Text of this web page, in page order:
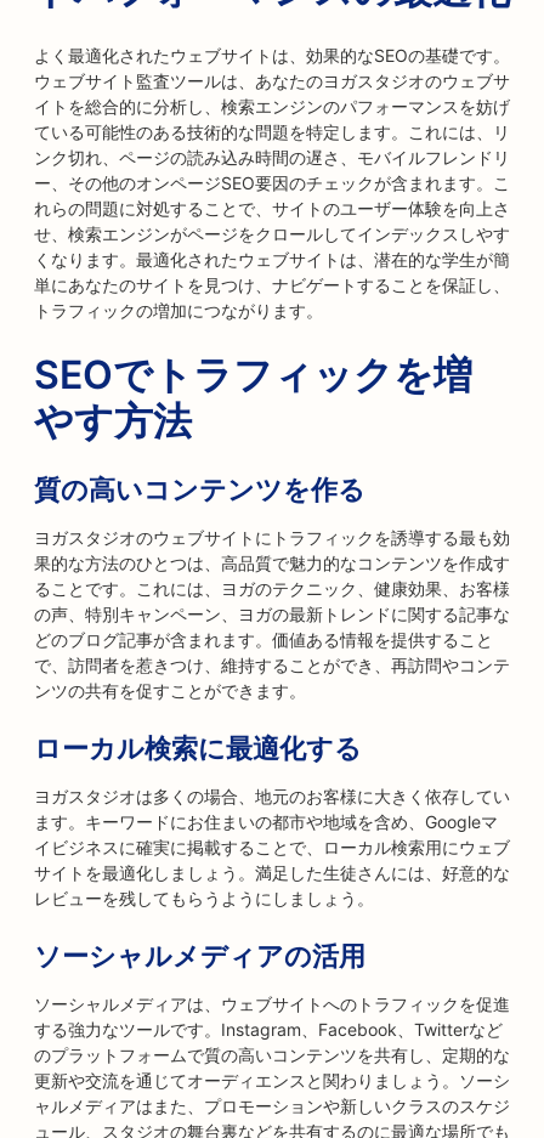
よく最適化されたウェブサイトは、効果的なSEOの基礎です。
ウェブサイト監査ツールは、あなたのヨガスタジオのウェブサ
イトを総合的に分析し、検索エンジンのパフォーマンスを妨げ
ている可能性のある技術的な問題を特定します。これには、リ
ンク切れ、ページの読み込み時間の遅さ、モバイルフレンドリ
ー、その他のオンページSEO要因のチェックが含まれます。こ
れらの問題に対処することで、サイトのユーザー体験を向上さ
せ、検索エンジンがページをクロールしてインデックスしやす
くなります。最適化されたウェブサイトは、潜在的な学生が簡
単にあなたのサイトを見つけ、ナビゲートすることを保証し、
トラフィックの増加につながります。
SEOでトラフィックを増
やす方法
質の高いコンテンツを作る
ヨガスタジオのウェブサイトにトラフィックを誘導する最も効
果的な方法のひとつは、高品質で魅力的なコンテンツを作成す
ることです。これには、ヨガのテクニック、健康効果、お客様
の声、特別キャンペーン、ヨガの最新トレンドに関する記事な
どのブログ記事が含まれます。価値ある情報を提供すること
で、訪問者を惹きつけ、維持することができ、再訪問やコンテ
ンツの共有を促すことができます。
ローカル検索に最適化する
ヨガスタジオは多くの場合、地元のお客様に大きく依存してい
ます。キーワードにお住まいの都市や地域を含め、Googleマ
イビジネスに確実に掲載することで、ローカル検索用にウェブ
サイトを最適化しましょう。満足した生徒さんには、好意的な
レビューを残してもらうようにしましょう。
ソーシャルメディアの活用
ソーシャルメディアは、ウェブサイトへのトラフィックを促進
する強力なツールです。Instagram、Facebook、Twitterなど
のプラットフォームで質の高いコンテンツを共有し、定期的な
更新や交流を通じてオーディエンスと関わりましょう。ソーシ
ャルメディアはまた、プロモーションや新しいクラスのスケジ
ュール、スタジオの舞台裏などを共有するのに最適な場所でも